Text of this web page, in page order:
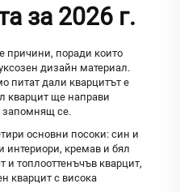
за 2026 г.
причини, поради които
дизайн материал.
питат дали кварцитът е
кварцит ще направи
запомнящ се.
основни посоки: син и
интериори, кремав и бял
и топлооттенъчъв кварцит,
кварцит с висока